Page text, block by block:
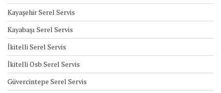
Kayaşehir Serel Servis
Kayabaşı Serel Servis
İkitelli Serel Servis
İkitelli Osb Serel Servis
Güvercintepe Serel Servis